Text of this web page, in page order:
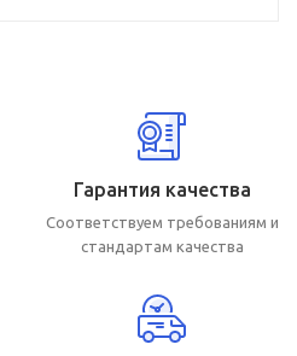
Гарантия качества
Соответствуем требованиям и
стандартам качества